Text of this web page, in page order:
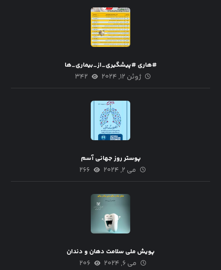
#هاری #پیشگیری_از_بیماری_ها
ژوئن ۱۲, ۲۰۲۴ ۳۴۲
پوستر روز جهانی آسم
می ۲, ۲۰۲۴ ۲۶۶
پویش ملی سلامت دهان و دندان
می ۶, ۲۰۲۴ ۲۰۶